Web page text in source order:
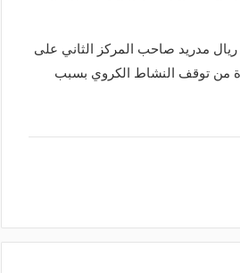
مدريد صاحب المركز الثاني على
من توقف النشاط الكروي بسبب